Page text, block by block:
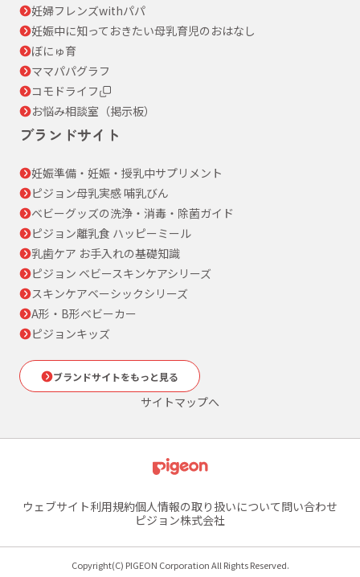
妊婦フレンズwithパパ
妊娠中に知っておきたい母乳育児のおはなし
ぼにゅ育
ママパパグラフ
コモドライフ
お悩み相談室（掲示板）
ブランドサイト
妊娠準備・妊娠・授乳中サプリメント
ピジョン母乳実感 哺乳びん
ベビーグッズの洗浄・消毒・除菌ガイド
ピジョン離乳食 ハッピーミール
乳歯ケア お手入れの基礎知識
ピジョン ベビースキンケアシリーズ
スキンケアベーシックシリーズ
A形・B形ベビーカー
ピジョンキッズ
ブランドサイトをもっと見る
サイトマップへ
ウェブサイト利用規約個人情報の取り扱いについて問い合わせ
ピジョン株式会社
Copyright(C) PIGEON Corporation All Rights Reserved.